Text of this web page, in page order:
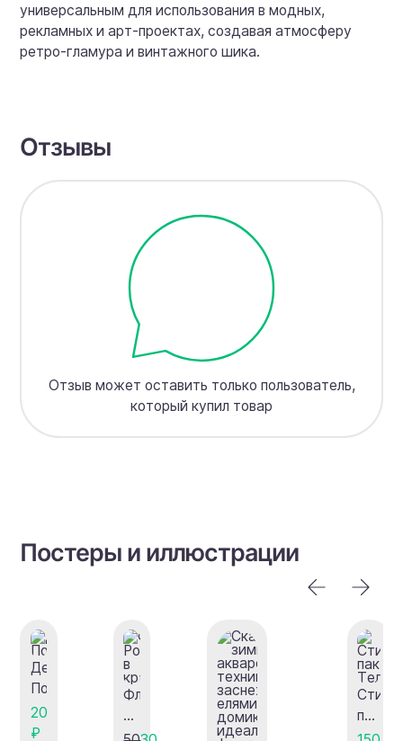
универсальным для использования в модных,
рекламных и арт-проектах, создавая атмосферу
ретро-гламура и винтажного шика.
Отзывы
Отзыв может оставить только пользователь,
который купил товар
Постеры и иллюстрации
День
Победы
20
₽
Флаг
России
в
пак
для